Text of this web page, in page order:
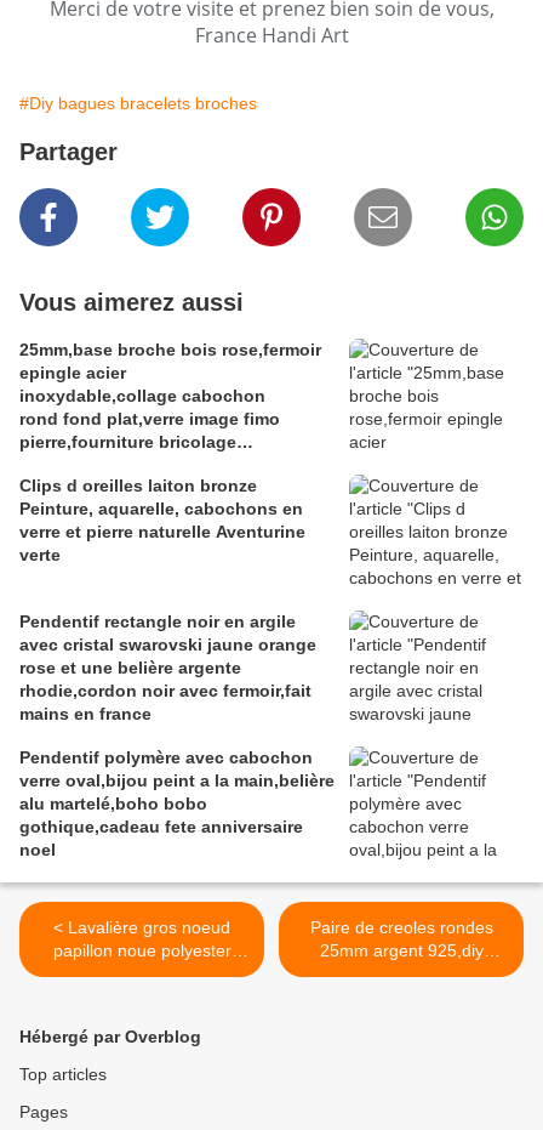
Merci de votre visite et prenez bien soin de vous,
France Handi Art
#Diy bagues bracelets broches
Partager
Vous aimerez aussi
25mm,base broche bois rose,fermoir
epingle acier
inoxydable,collage cabochon
rond fond plat,verre image fimo
pierre,fourniture bricolage
vintage retro,baroque punk
kawaii,boho bobo victorien,mode
fashion edouardien,art nouveau art
deco,
Clips d oreilles laiton bronze
Peinture, aquarelle, cabochons en
verre et pierre naturelle Aventurine
verte
Pendentif rectangle noir en argile
avec cristal swarovski jaune orange
rose et une belière argente
rhodie,cordon noir avec fermoir,fait
mains en france
Pendentif polymère avec cabochon
verre oval,bijou peint a la main,belière
alu martelé,boho bobo
gothique,cadeau fete anniversaire
noel
< Lavalière gros noeud
papillon noue polyester
12x17cm,rouge blanc
ceremonie soiree fille
femme unisex,tour de col
Paire de creoles rondes
25mm argent 925,diy
boucle oreille
Hébergé par Overblog
Top articles
Pages